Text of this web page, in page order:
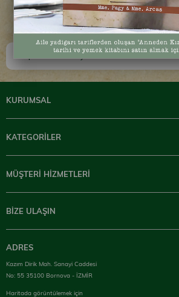
KURUMSAL
KATEGORİLER
MÜŞTERİ HİZMETLERİ
BİZE ULAŞIN
ADRES
Kazım Dirik Mah. Sanayi Caddesi
No: 55 35100 Bornova - İZMİR
Haritada görüntülemek için